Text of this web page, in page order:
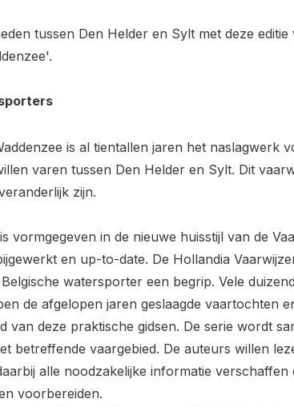
tussen Den Helder en Sylt met deze editie
is al tientallen jaren het naslagwerk
varen tussen Den Helder en Sylt. Dit
zijn.
vormgegeven in de nieuwe huisstijl van de
en up-to-date. De Hollandia
watersporter een begrip. Vele
de afgelopen jaren geslaagde vaartochten
van deze praktische gidsen. De serie wordt
betreffende vaargebied. De auteurs willen
alle noodzakelijke informatie verschaffen
voorbereiden.